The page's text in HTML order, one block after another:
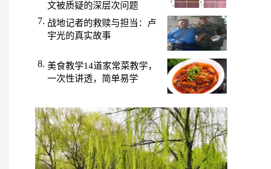
文被质疑的深层次问题
战地记者的救赎与担当：卢
宇光的真实故事
美食教学14道家常菜教学，
一次性讲透，简单易学